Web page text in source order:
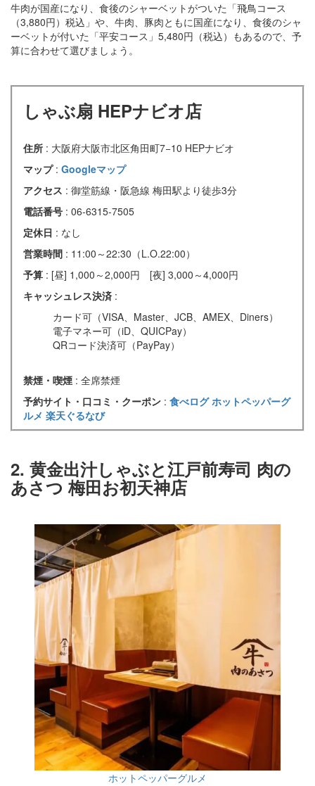
牛肉が国産になり、食後のシャーベットがついた「飛鳥コース
（3,880円）税込」や、牛肉、豚肉ともに国産になり、食後のシャ
ーベットが付いた「平安コース」5,480円（税込）もあるので、予
算に合わせて選びましょう。
しゃぶ扇 HEPナビオ店
住所 : 大阪府大阪市北区角田町7−10 HEPナビオ
マップ : Googleマップ
アクセス : 御堂筋線・阪急線 梅田駅より徒歩3分
電話番号 : 06-6315-7505
定休日 : なし
営業時間 : 11:00～22:30（L.O.22:00）
予算 : [昼] 1,000～2,000円 [夜] 3,000～4,000円
キャッシュレス決済 :
カード可（VISA、Master、JCB、AMEX、Diners）
電子マネー可（iD、QUICPay）
QRコード決済可（PayPay）
禁煙・喫煙 : 全席禁煙
予約サイト・口コミ・クーポン : 食べログホットペッパーグ
ルメ 楽天ぐるなび
2. 黄金出汁しゃぶと江戸前寿司 肉の
あさつ 梅田お初天神店
ホットペッパーグルメ